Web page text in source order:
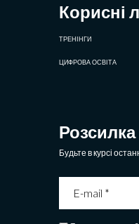
Корисні
ТРЕНІНГИ
ЦИФРОВА ОСВІТА
Розсилка
Будьте в курсі